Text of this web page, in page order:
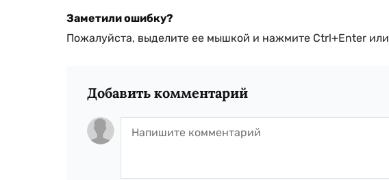
Заметили ошибку?
Пожалуйста, выделите ее мышкой и нажмите Ctrl+Enter или
Добавить комментарий